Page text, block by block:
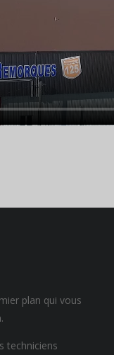
plan qui vous
techniciens